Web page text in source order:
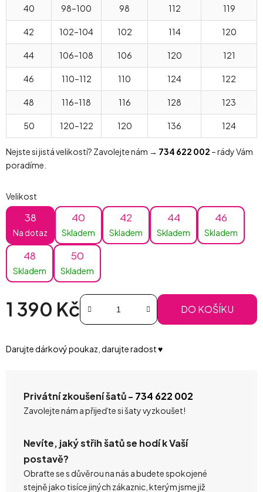
40 98–100 98 112 119
42 102–104 102 114 120
44 106–108 106 120 121
46 110–112 110 124 122
48 116–118 116 128 123
50 120–122 120 136 124
Nejste si jistá velikostí? Zavolejte nám → 734 622 002 – rády Vám
poradíme.
Velikost
38
Na dotaz
40
Skladem
42
Skladem
44
Skladem
46
Skladem
48
Skladem
50
Skladem
1 390 Kč DO KOŠÍKU
Darujte dárkový poukaz, darujte radost ♥️
Privátní zkoušení šatů - 734 622 002
Zavolejte nám a přijeďte si šaty vyzkoušet!
Nevíte, jaký střih šatů se hodí k Vaší
postavě?
Obraťte se s důvěrou na nás a budete spokojené
stejně jako tisíce jiných zákaznic, kterým jsme již